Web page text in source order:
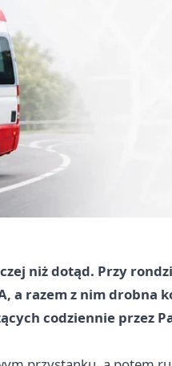
niż dotąd. Przy
a razem z nim drobna
codziennie przez